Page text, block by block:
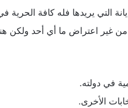
التي يريدها فله كافة الحرية
اعتراض ما أي أحد ولكن
في دولته.
الأخرى.